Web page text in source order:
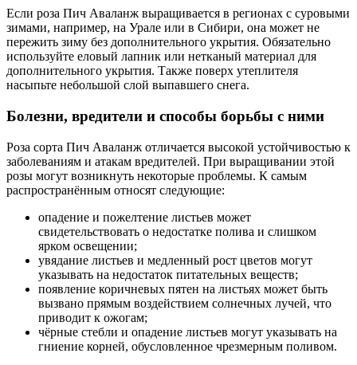
Если роза Пич Аваланж выращивается в регионах с суровыми
зимами, например, на Урале или в Сибири, она может не
пережить зиму без дополнительного укрытия. Обязательно
используйте еловый лапник или нетканый материал для
дополнительного укрытия. Также поверх утеплителя
насыпьте небольшой слой выпавшего снега.
Болезни, вредители и способы борьбы с ними
Роза сорта Пич Аваланж отличается высокой устойчивостью к
заболеваниям и атакам вредителей. При выращивании этой
розы могут возникнуть некоторые проблемы. К самым
распространённым относят следующие:
опадение и пожелтение листьев может
свидетельствовать о недостатке полива и слишком
ярком освещении;
увядание листьев и медленный рост цветов могут
указывать на недостаток питательных веществ;
появление коричневых пятен на листьях может быть
вызвано прямым воздействием солнечных лучей, что
приводит к ожогам;
чёрные стебли и опадение листьев могут указывать на
гниение корней, обусловленное чрезмерным поливом.